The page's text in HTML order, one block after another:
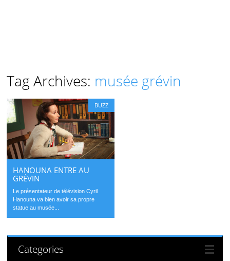
Tag Archives: musée grévin
BUZZ
HANOUNA ENTRE AU
GRÉVIN
Le présentateur de télévision Cyril
Hanouna va bien avoir sa propre
statue au musée...
Categories